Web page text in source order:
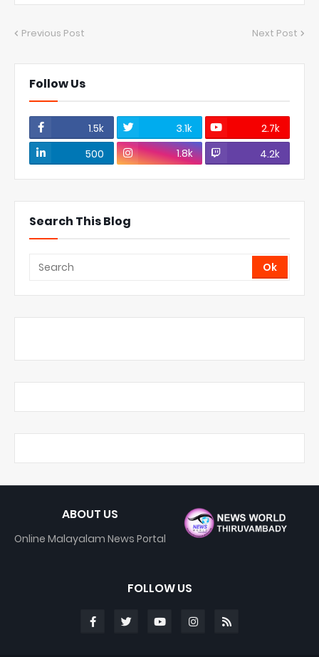
Previous Post Next Post
Follow Us
1.5k 3.1k
2.7k
500
1.8k 4.2k
Search This Blog
ABOUT US
Online Malayalam News Portal
FOLLOW US